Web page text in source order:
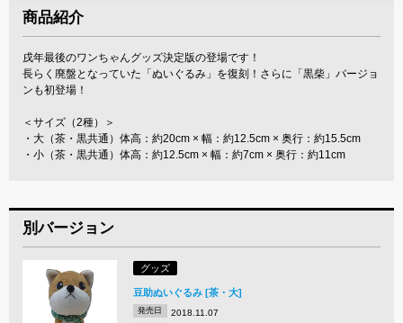
商品紹介
戌年最後のワンちゃんグッズ決定版の登場です！
長らく廃盤となっていた「ぬいぐるみ」を復刻！さらに「黒柴」バージョ
ンも初登場！
＜サイズ（2種）＞
・大（茶・黒共通）体高：約20cm × 幅：約12.5cm × 奥行：約15.5cm
・小（茶・黒共通）体高：約12.5cm × 幅：約7cm × 奥行：約11cm
別バージョン
グッズ
豆助ぬいぐるみ [茶・大]
発売日 2018.11.07